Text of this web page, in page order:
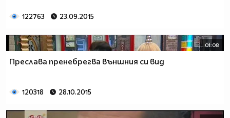
122763 23.09.2015
01:08
Преслава пренебрегва външния си вид
120318 28.10.2015